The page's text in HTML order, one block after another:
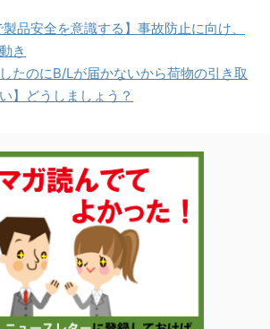
製品安全を意識する】事故防止に向け、
き
したのにB/Lが届かないから荷物の引き取
】どうしましょう？